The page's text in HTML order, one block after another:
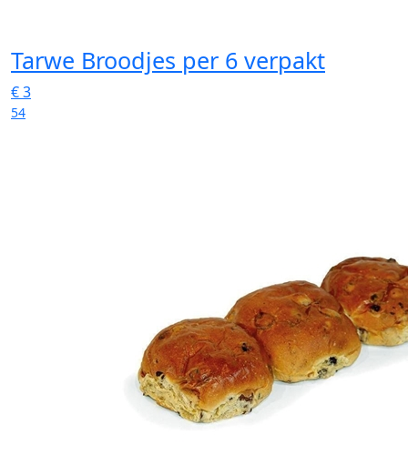
Tarwe Broodjes per 6 verpakt
€3
54